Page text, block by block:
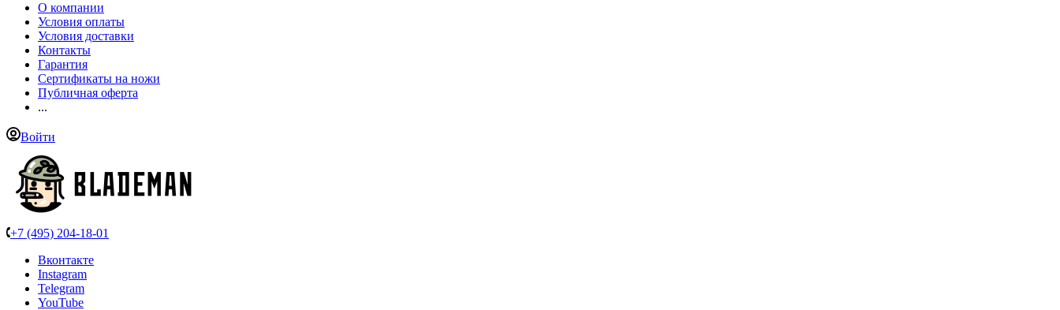
О компании
Условия оплаты
Условия доставки
Контакты
Гарантия
Сертификаты на ножи
Публичная оферта
...
Войти
+7 (495) 204-18-01
Вконтакте
Instagram
Telegram
YouTube